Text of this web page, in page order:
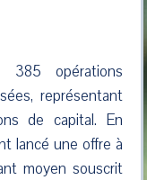
opérations
représentant
de capital. En
lancé une offre à
moyen souscrit